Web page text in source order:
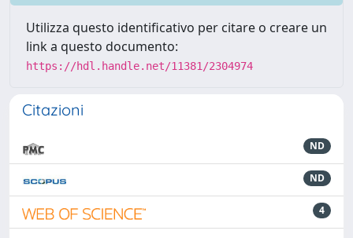
Utilizza questo identificativo per citare o creare un
link a questo documento:
https://hdl.handle.net/11381/2304974
Citazioni
ND
ND
4